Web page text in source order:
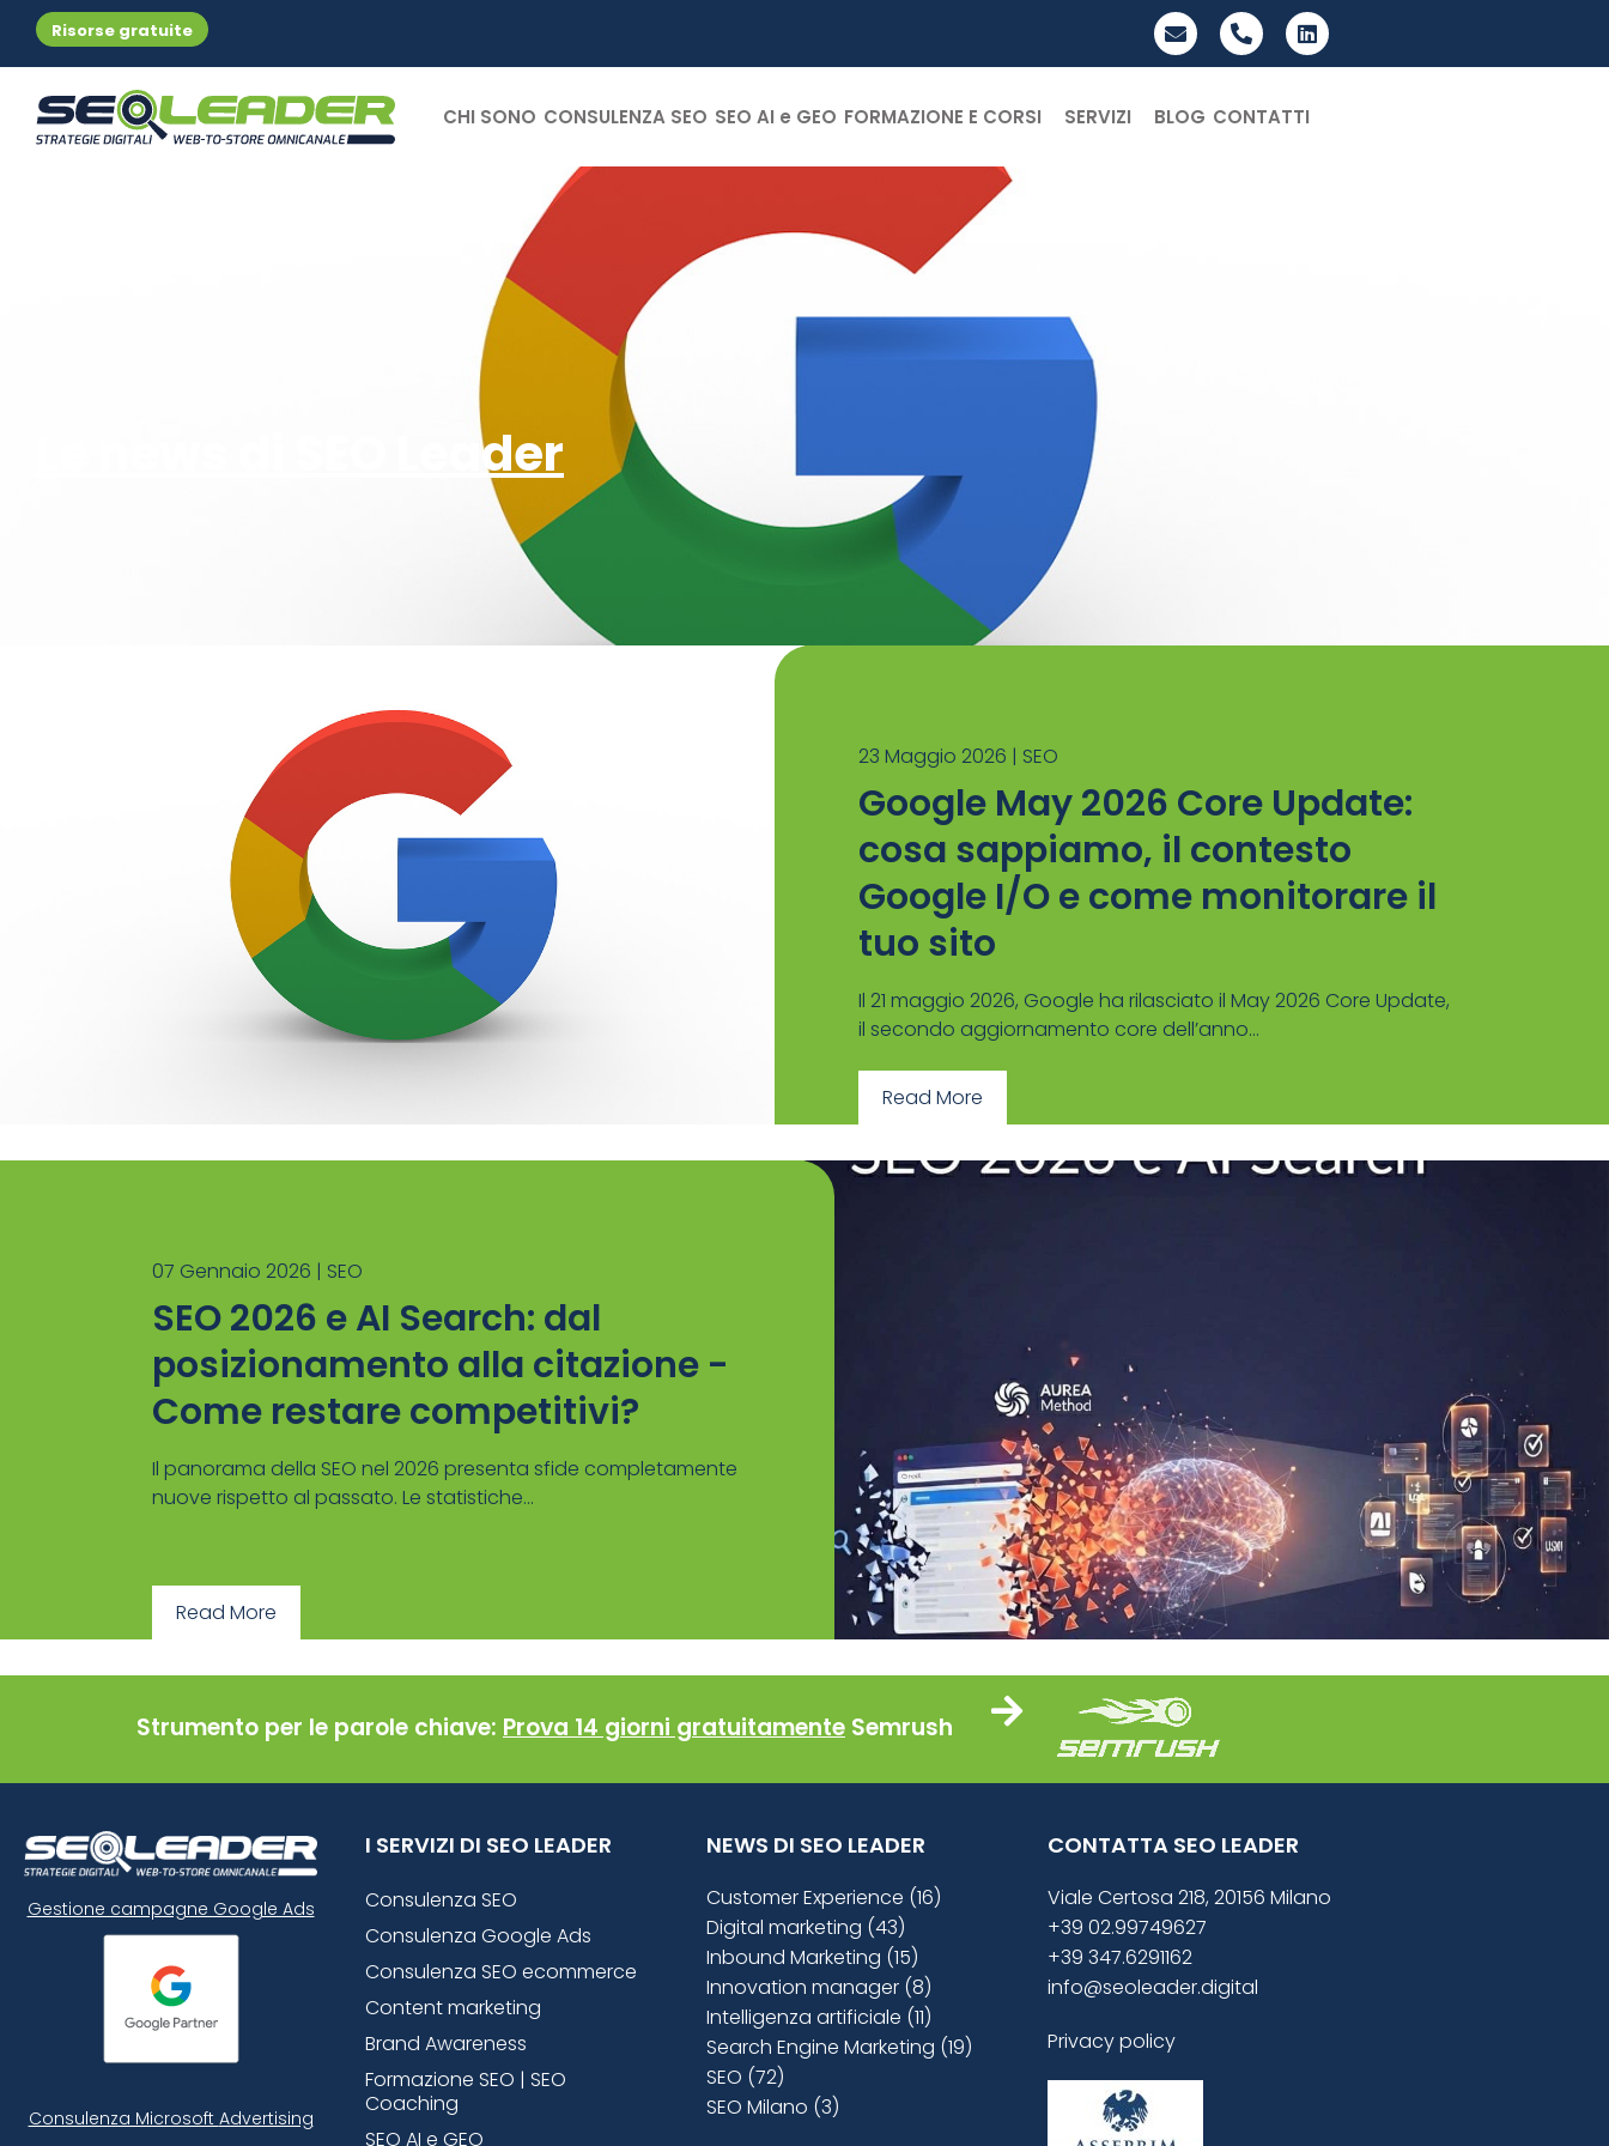
Risorse gratuite
CHI SONO CONSULENZA SEO SEO AI e GEO FORMAZIONE E CORSI SERVIZI BLOG CONTATTI
Le news di SEO Leader
23 Maggio 2026 | SEO
Google May 2026 Core Update:
cosa sappiamo, il contesto
Google I/O e come monitorare il
tuo sito
Il 21 maggio 2026, Google ha rilasciato il May 2026 Core Update,
il secondo aggiornamento core dell’anno...
Read More
07 Gennaio 2026 | SEO
SEO 2026 e AI Search: dal
posizionamento alla citazione -
Come restare competitivi?
Il panorama della SEO nel 2026 presenta sfide completamente
nuove rispetto al passato. Le statistiche...
Read More
Strumento per le parole chiave: Prova 14 giorni gratuitamente Semrush
Gestione campagne Google Ads
Consulenza Microsoft Advertising
I SERVIZI DI SEO LEADER
Consulenza SEO
Consulenza Google Ads
Consulenza SEO ecommerce
Content marketing
Brand Awareness
Formazione SEO | SEO
Coaching
SEO AI e GEO
NEWS DI SEO LEADER
Customer Experience (16)
Digital marketing (43)
Inbound Marketing (15)
Innovation manager (8)
Intelligenza artificiale (11)
Search Engine Marketing (19)
SEO (72)
SEO Milano (3)
CONTATTA SEO LEADER
Viale Certosa 218, 20156 Milano
+39 02.99749627
+39 347.6291162
info@seoleader.digital
Privacy policy